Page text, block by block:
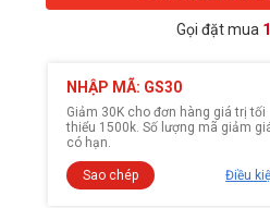
Gọi đặt mua
NHẬP MÃ: GS30
Giảm 30K cho đơn hàng giá trị tối
thiểu 1500k. Số lượng mã giảm
có hạn.
Sao chép Điều